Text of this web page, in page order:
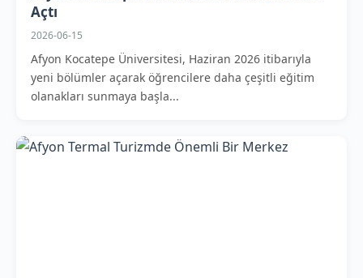
Açtı
2026-06-15
Afyon Kocatepe Üniversitesi, Haziran 2026 itibarıyla
yeni bölümler açarak öğrencilere daha çeşitli eğitim
olanakları sunmaya başla...